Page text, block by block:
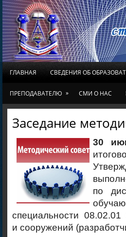
ГЛАВНАЯ СВЕДЕНИЯ ОБ
ПРЕПОДАВАТЕЛЮ » СМИ О НАС
Заседание
30
по
специальности
и сооружений